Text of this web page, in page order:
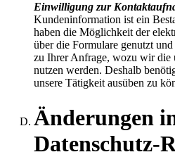
Einwilligung zur
Kundeninformation ist ein
haben die Möglichkeit der
über die Formulare genutzt
zu Ihrer Anfrage, wozu wir die
nutzen werden. Deshalb
unsere Tätigkeit ausüben zu
Änderungen
Datenschutz-